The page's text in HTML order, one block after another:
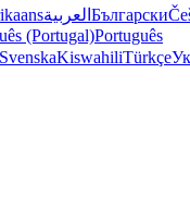
العربية Български
(Portugal)Português
SvenskaKiswahiliTürkçe